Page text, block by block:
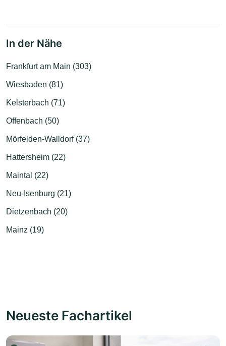
In der Nähe
Frankfurt am Main (303)
Wiesbaden (81)
Kelsterbach (71)
Offenbach (50)
Mörfelden-Walldorf (37)
Hattersheim (22)
Maintal (22)
Neu-Isenburg (21)
Dietzenbach (20)
Mainz (19)
Neueste Fachartikel